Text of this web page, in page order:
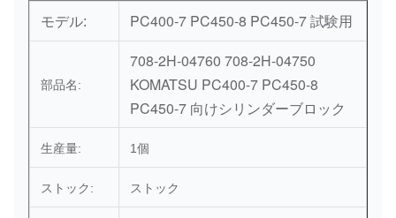
モデル: PC400-7 PC450-8 PC450-7 試験用
部品名:
708-2H-04760 708-2H-04750
KOMATSU PC400-7 PC450-8
PC450-7 向けシリンダーブロック
生産量: 1個
ストック: ストック